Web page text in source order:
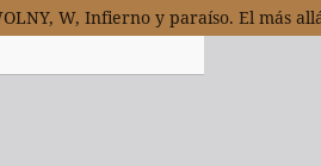
W, Infierno y paraíso. El más